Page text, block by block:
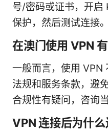
号/密码或证书，开
保护，然后测试连接。
在澳门使用 VPN
一般而言，使用 VPN
法规和服务条款，避
合规性有疑问，咨询
VPN 连接后为什么